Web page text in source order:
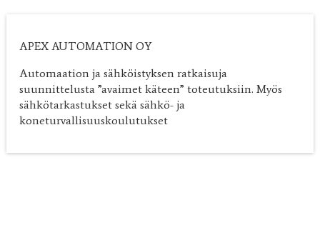
APEX AUTOMATION OY
Automaation ja sähköistyksen ratkaisuja
suunnittelusta ”avaimet käteen” toteutuksiin. Myös
sähkötarkastukset sekä sähkö- ja
koneturvallisuuskoulutukset